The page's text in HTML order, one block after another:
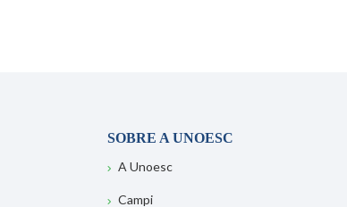
SOBRE A UNOESC
A Unoesc
Campi